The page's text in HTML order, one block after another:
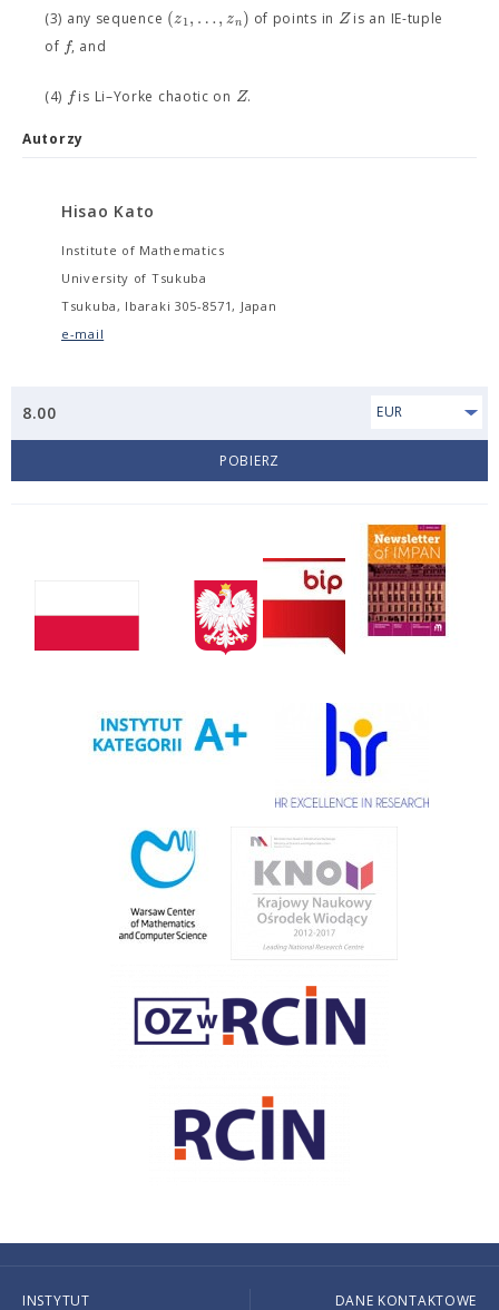
(3) any sequence (z1, …,zn) of points in Zis an IE-tuple
of f, and
(4) fis Li–Yorke chaotic on Z.
Autorzy
Hisao Kato
Institute of Mathematics
University of Tsukuba
Tsukuba, Ibaraki 305-8571, Japan
e-mail
8.00 EUR
POBIERZ
INSTYTUT DANE KONTAKTOWE